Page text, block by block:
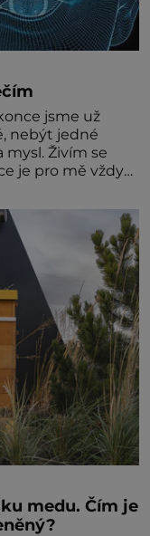
jsme už
nebýt jedné
mysl. Živím se
je pro mě vždy
volá o
medu. Čím je